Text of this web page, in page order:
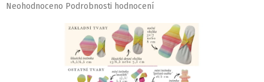
Průměrné
Neohodnoceno Podrobnosti hodnocení